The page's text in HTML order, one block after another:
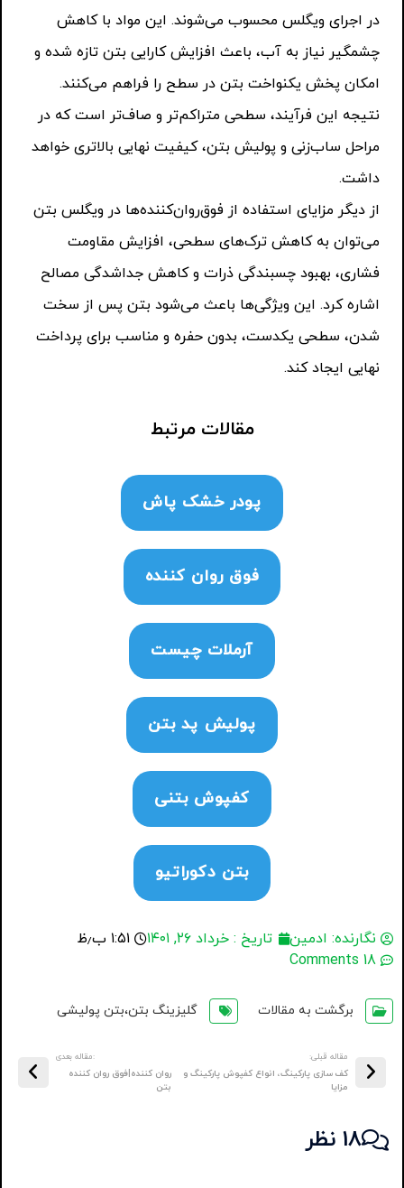
در اجرای ویگلس محسوب می‌شوند. این مواد با کاهش
چشمگیر نیاز به آب، باعث افزایش کارایی بتن تازه شده و
امکان پخش یکنواخت بتن در سطح را فراهم می‌کنند.
نتیجه این فرآیند، سطحی متراکم‌تر و صاف‌تر است که در
مراحل ساب‌زنی و پولیش بتن، کیفیت نهایی بالاتری خواهد
داشت.
از دیگر مزایای استفاده از فوق‌روان‌کننده‌ها در ویگلس بتن
می‌توان به کاهش ترک‌های سطحی، افزایش مقاومت
فشاری، بهبود چسبندگی ذرات و کاهش جداشدگی مصالح
اشاره کرد. این ویژگی‌ها باعث می‌شود بتن پس از سخت
شدن، سطحی یکدست، بدون حفره و مناسب برای پرداخت
نهایی ایجاد کند.
مقالات مرتبط
پودر خشک پاش
فوق روان کننده
آرملات چیست
پولیش پد بتن
کفپوش بتنی
بتن دکوراتیو
نگارنده: ادمین تاریخ : خرداد ۲۶, ۱۴۰۱
۱:۵۱ ب٫ظ
18 Comments
برگشت به مقالات گلیزینگ بتن،بتن پولیشی
مقاله قبلی:
کف سازی پارکینگ، انواع کفپوش پارکینگ و
مزایا
:مقاله بعدی
روان کننده|فوق روان کننده
بتن
18 نظر